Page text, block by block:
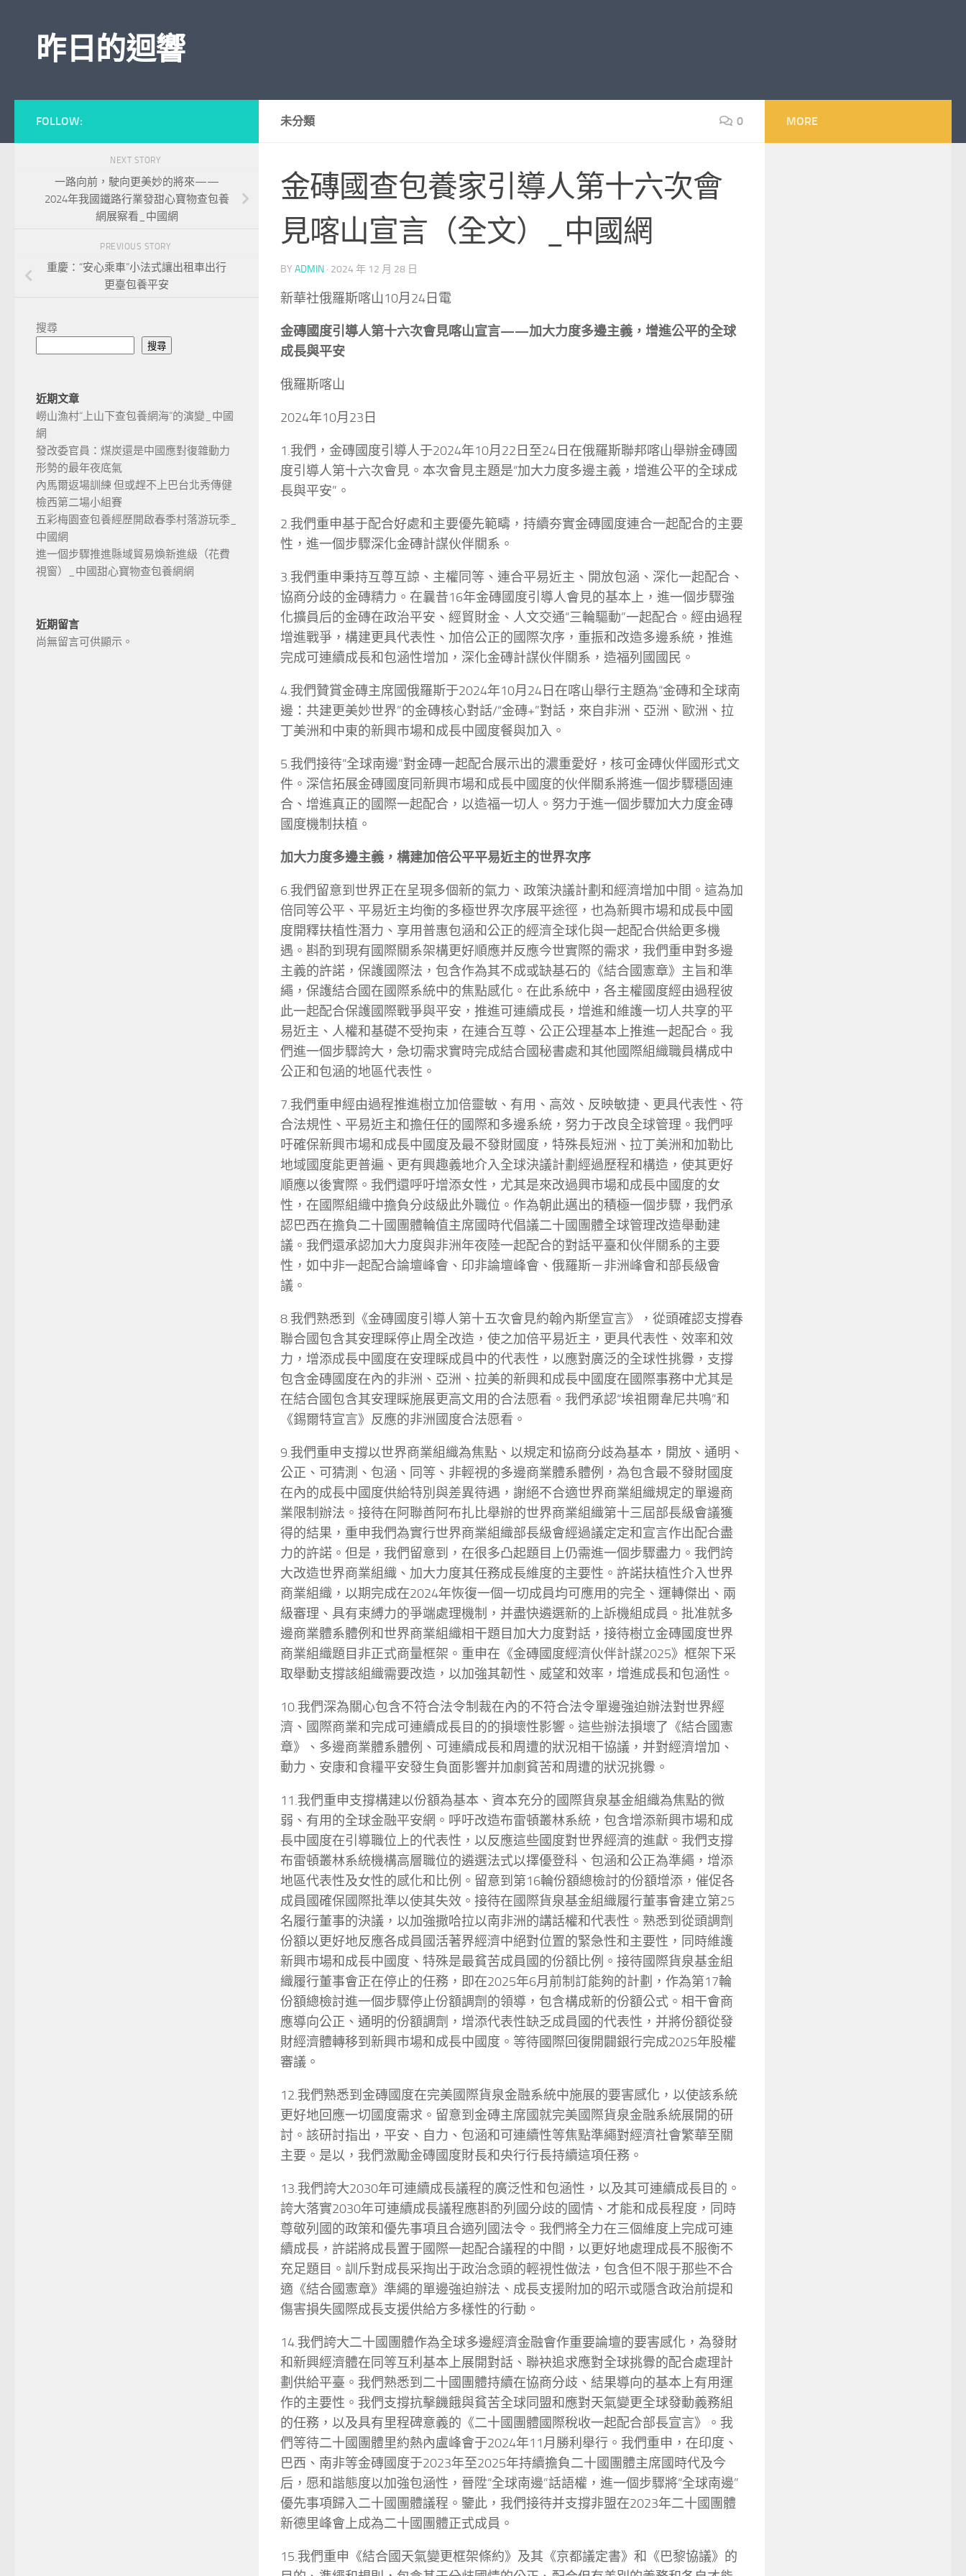
昨日的迴響
未分類 0
金磚國查包養家引導人第十六次會
見喀山宣言（全文）_中國網
BY ADMIN · 2024 年 12 月 28 日
新華社俄羅斯喀山10月24日電
金磚國度引導人第十六次會見喀山宣言——加大力度多邊主義，增進公平的全球
成長與平安
俄羅斯喀山
2024年10月23日
1.我們，金磚國度引導人于2024年10月22日至24日在俄羅斯聯邦喀山舉辦金磚國
度引導人第十六次會見。本次會見主題是“加大力度多邊主義，增進公平的全球成
長與平安”。
2.我們重申基于配合好處和主要優先範疇，持續夯實金磚國度連合一起配合的主要
性，進一個步驟深化金磚計謀伙伴關系。
3.我們重申秉持互尊互諒、主權同等、連合平易近主、開放包涵、深化一起配合、
協商分歧的金磚精力。在曩昔16年金磚國度引導人會見的基本上，進一個步驟強
化擴員后的金磚在政治平安、經貿財金、人文交通“三輪驅動”一起配合。經由過程
增進戰爭，構建更具代表性、加倍公正的國際次序，重振和改造多邊系統，推進
完成可連續成長和包涵性增加，深化金磚計謀伙伴關系，造福列國國民。
4.我們贊賞金磚主席國俄羅斯于2024年10月24日在喀山舉行主題為“金磚和全球南
邊：共建更美妙世界”的金磚核心對話/“金磚+”對話，來自非洲、亞洲、歐洲、拉
丁美洲和中東的新興市場和成長中國度餐與加入。
5.我們接待“全球南邊”對金磚一起配合展示出的濃重愛好，核可金磚伙伴國形式文
件。深信拓展金磚國度同新興市場和成長中國度的伙伴關系將進一個步驟穩固連
合、增進真正的國際一起配合，以造福一切人。努力于進一個步驟加大力度金磚
國度機制扶植。
加大力度多邊主義，構建加倍公平平易近主的世界次序
6.我們留意到世界正在呈現多個新的氣力、政策決議計劃和經濟增加中間。這為加
倍同等公平、平易近主均衡的多極世界次序展平途徑，也為新興市場和成長中國
度開釋扶植性潛力、享用普惠包涵和公正的經濟全球化與一起配合供給更多機
遇。斟酌到現有國際關系架構更好順應并反應今世實際的需求，我們重申對多邊
主義的許諾，保護國際法，包含作為其不成或缺基石的《結合國憲章》主旨和準
繩，保護結合國在國際系統中的焦點感化。在此系統中，各主權國度經由過程彼
此一起配合保護國際戰爭與平安，推進可連續成長，增進和維護一切人共享的平
易近主、人權和基礎不受拘束，在連合互尊、公正公理基本上推進一起配合。我
們進一個步驟誇大，急切需求實時完成結合國秘書處和其他國際組織職員構成中
公正和包涵的地區代表性。
7.我們重申經由過程推進樹立加倍靈敏、有用、高效、反映敏捷、更具代表性、符
合法規性、平易近主和擔任任的國際和多邊系統，努力于改良全球管理。我們呼
吁確保新興市場和成長中國度及最不發財國度，特殊長短洲、拉丁美洲和加勒比
地域國度能更普遍、更有興趣義地介入全球決議計劃經過歷程和構造，使其更好
順應以後實際。我們還呼吁增添女性，尤其是來改過興市場和成長中國度的女
性，在國際組織中擔負分歧級此外職位。作為朝此邁出的積極一個步驟，我們承
認巴西在擔負二十國團體輪值主席國時代倡議二十國團體全球管理改造舉動建
議。我們還承認加大力度與非洲年夜陸一起配合的對話平臺和伙伴關系的主要
性，如中非一起配合論壇峰會、印非論壇峰會、俄羅斯－非洲峰會和部長級會
議。
8.我們熟悉到《金磚國度引導人第十五次會見約翰內斯堡宣言》，從頭確認支撐春
聯合國包含其安理睬停止周全改造，使之加倍平易近主，更具代表性、效率和效
力，增添成長中國度在安理睬成員中的代表性，以應對廣泛的全球性挑釁，支撐
包含金磚國度在內的非洲、亞洲、拉美的新興和成長中國度在國際事務中尤其是
在結合國包含其安理睬施展更高文用的合法愿看。我們承認“埃祖爾韋尼共鳴”和
《錫爾特宣言》反應的非洲國度合法愿看。
9.我們重申支撐以世界商業組織為焦點、以規定和協商分歧為基本，開放、通明、
公正、可猜測、包涵、同等、非輕視的多邊商業體系體例，為包含最不發財國度
在內的成長中國度供給特別與差異待遇，謝絕不合適世界商業組織規定的單邊商
業限制辦法。接待在阿聯酋阿布扎比舉辦的世界商業組織第十三屆部長級會議獲
得的結果，重申我們為實行世界商業組織部長級會經過議定定和宣言作出配合盡
力的許諾。但是，我們留意到，在很多凸起題目上仍需進一個步驟盡力。我們誇
大改造世界商業組織、加大力度其任務成長維度的主要性。許諾扶植性介入世界
商業組織，以期完成在2024年恢復一個一切成員均可應用的完全、運轉傑出、兩
級審理、具有束縛力的爭端處理機制，并盡快遴選新的上訴機組成員。批准就多
邊商業體系體例和世界商業組織相干題目加大力度對話，接待樹立金磚國度世界
商業組織題目非正式商量框架。重申在《金磚國度經濟伙伴計謀2025》框架下采
取舉動支撐該組織需要改造，以加強其韌性、威望和效率，增進成長和包涵性。
10.我們深為關心包含不符合法令制裁在內的不符合法令單邊強迫辦法對世界經
濟、國際商業和完成可連續成長目的的損壞性影響。這些辦法損壞了《結合國憲
章》、多邊商業體系體例、可連續成長和周遭的狀況相干協議，并對經濟增加、
動力、安康和食糧平安發生負面影響并加劇貧苦和周遭的狀況挑釁。
11.我們重申支撐構建以份額為基本、資本充分的國際貨泉基金組織為焦點的微
弱、有用的全球金融平安網。呼吁改造布雷頓叢林系統，包含增添新興市場和成
長中國度在引導職位上的代表性，以反應這些國度對世界經濟的進獻。我們支撐
布雷頓叢林系統機構高層職位的遴選法式以擇優登科、包涵和公正為準繩，增添
地區代表性及女性的感化和比例。留意到第16輪份額總檢討的份額增添，催促各
成員國確保國際批準以使其失效。接待在國際貨泉基金組織履行董事會建立第25
名履行董事的決議，以加強撒哈拉以南非洲的講話權和代表性。熟悉到從頭調劑
份額以更好地反應各成員國活著界經濟中絕對位置的緊急性和主要性，同時維護
新興市場和成長中國度、特殊是最貧苦成員國的份額比例。接待國際貨泉基金組
織履行董事會正在停止的任務，即在2025年6月前制訂能夠的計劃，作為第17輪
份額總檢討進一個步驟停止份額調劑的領導，包含構成新的份額公式。相干會商
應導向公正、通明的份額調劑，增添代表性缺乏成員國的代表性，并將份額從發
財經濟體轉移到新興市場和成長中國度。等待國際回復開闢銀行完成2025年股權
審議。
12.我們熟悉到金磚國度在完美國際貨泉金融系統中施展的要害感化，以使該系統
更好地回應一切國度需求。留意到金磚主席國就完美國際貨泉金融系統展開的研
討。該研討指出，平安、自力、包涵和可連續性等焦點準繩對經濟社會繁華至關
主要。是以，我們激勵金磚國度財長和央行行長持續這項任務。
13.我們誇大2030年可連續成長議程的廣泛性和包涵性，以及其可連續成長目的。
誇大落實2030年可連續成長議程應斟酌列國分歧的國情、才能和成長程度，同時
尊敬列國的政策和優先事項且合適列國法令。我們將全力在三個維度上完成可連
續成長，許諾將成長置于國際一起配合議程的中間，以更好地處理成長不服衡不
充足題目。訓斥對成長采掏出于政治念頭的輕視性做法，包含但不限于那些不合
適《結合國憲章》準繩的單邊強迫辦法、成長支援附加的昭示或隱含政治前提和
傷害損失國際成長支援供給方多樣性的行動。
14.我們誇大二十國團體作為全球多邊經濟金融會作重要論壇的要害感化，為發財
和新興經濟體在同等互利基本上展開對話、聯袂追求應對全球挑釁的配合處理計
劃供給平臺。我們熟悉到二十國團體持續在協商分歧、結果導向的基本上有用運
作的主要性。我們支撐抗擊饑餓與貧苦全球同盟和應對天氣變更全球發動義務組
的任務，以及具有里程碑意義的《二十國團體國際稅收一起配合部長宣言》。我
們等待二十國團體里約熱內盧峰會于2024年11月勝利舉行。我們重申，在印度、
巴西、南非等金磚國度于2023年至2025年持續擔負二十國團體主席國時代及今
后，愿和諧態度以加強包涵性，晉陞“全球南邊”話語權，進一個步驟將“全球南邊”
優先事項歸入二十國團體議程。鑒此，我們接待并支撐非盟在2023年二十國團體
新德里峰會上成為二十國團體正式成員。
15.我們重申《結合國天氣變更框架條約》及其《京都議定書》和《巴黎協議》的
FOLLOW:
NEXT STORY
一路向前，駛向更美妙的將來——
2024年我國鐵路行業發甜心寶物查包養
網展察看_中國網
PREVIOUS STORY
重慶：“安心乘車”小法式讓出租車出行
更臺包養平安
搜尋
搜尋
近期文章
嶗山漁村“上山下查包養網海”的演變_中國
網
發改委官員：煤炭還是中國應對復雜動力
形勢的最年夜底氣
內馬爾返場訓練 但或趕不上巴台北秀傳健
檢西第二場小組賽
五彩梅園查包養經歷開啟春季村落游玩季_
中國網
進一個步驟推進縣域貿易煥新進級（花費
視窗）_中國甜心寶物查包養網網
近期留言
尚無留言可供顯示。
MORE